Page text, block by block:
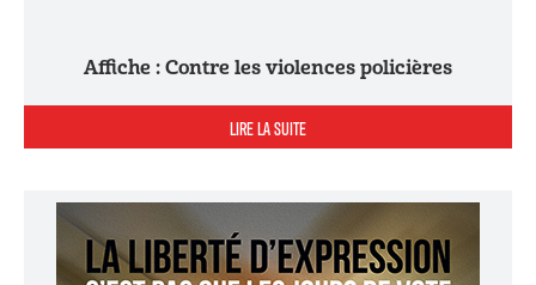
Affiche : Contre les violences policières
LIRE LA SUITE